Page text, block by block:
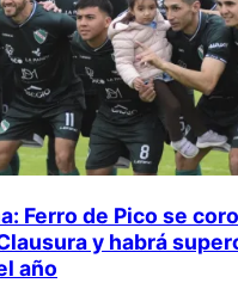
Ferro de Pico se
y habrá
año